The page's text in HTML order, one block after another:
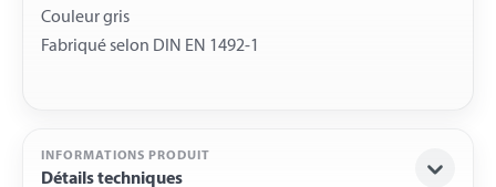
Couleur gris
INFORMATIONS PRODUIT
Détails techniques